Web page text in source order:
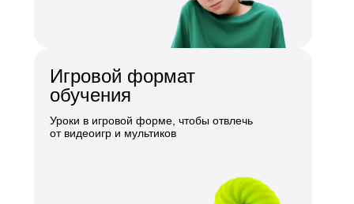
Игровой формат
обучения
Уроки в игровой форме, чтобы отвлечь
от видеоигр и мультиков